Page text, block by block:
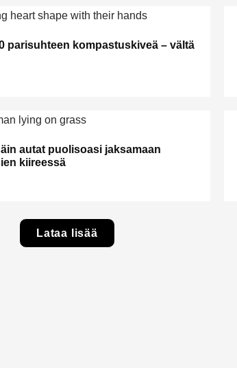
parisuhteen kompastuskiveä – vältä
autat puolisoasi jaksamaan
kiireessä
Lataa lisää